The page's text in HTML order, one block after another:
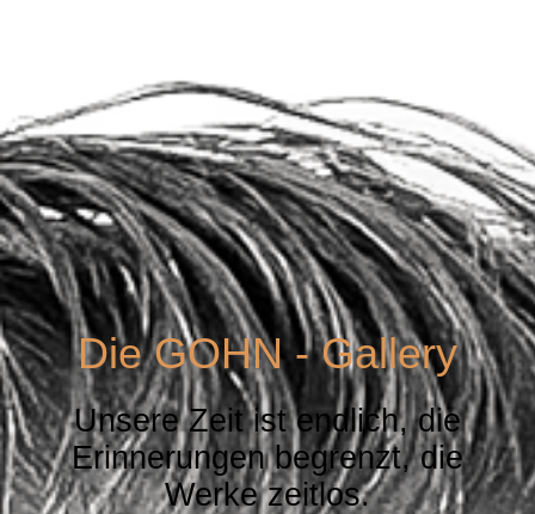
Die GOHN - Gallery
Unsere Zeit ist endlich, die
Erinnerungen begrenzt, die
Werke zeitlos.